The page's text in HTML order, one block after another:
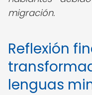
migración.
Reflexión
lenguas